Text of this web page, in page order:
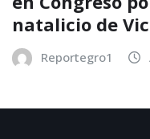
natalicio de
Reportegro1